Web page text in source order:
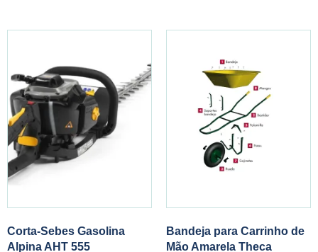
Corta-Sebes Gasolina
Alpina AHT 555
Bandeja para Carrinho de
Mão Amarela Theca